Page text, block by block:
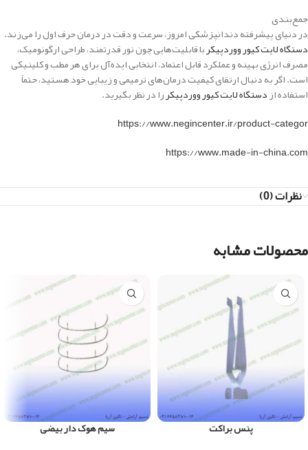
جمع‌بندی
در دنیای پیشرفته دندانپزشکی امروز، سرعت و دقت در درمان حرف اول را می‌زند.
دستگاه لایت کیور ووردپیکربا قابلیت‌هایی چون نور قدرتمند، طراحی ارگونومیک،
مصرف انرژی بهینه و عملکرد قابل اعتماد، انتخابی ایده‌آل برای هر مطب و کلینیکی
است. اگر به دنبال ارتقای کیفیت درمان‌های ترمیمی و زیبایی خود هستید، حتماً
استفاده ازدستگاه لایت کیور ووردپیکررا در نظر بگیرید.
https://www.negincenter.ir/product-categor
https://www.made-in-china.com
نظرات (0)
محصولات مشابه
پنس براکت
سیم هوک دار بیضی